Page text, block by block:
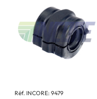
Réf. INCORE: 9479